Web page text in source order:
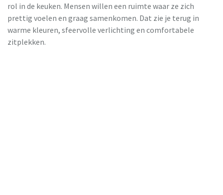
rol in de keuken. Mensen willen een ruimte waar ze zich
prettig voelen en graag samenkomen. Dat zie je terug in
warme kleuren, sfeervolle verlichting en comfortabele
zitplekken.